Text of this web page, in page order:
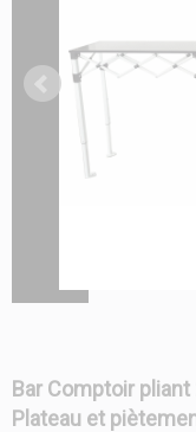
Bar Comptoir
Plateau et